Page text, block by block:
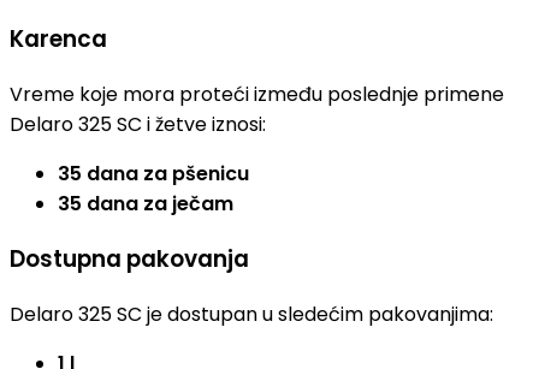
Karenca
Vreme koje mora proteći između poslednje primene
Delaro 325 SC i žetve iznosi:
35 dana za pšenicu
35 dana za ječam
Dostupna pakovanja
Delaro 325 SC je dostupan u sledećim pakovanjima:
1 l